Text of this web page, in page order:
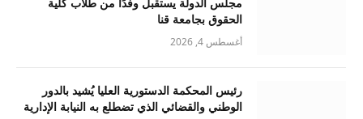
الحقوق بجامعة قنا
أغسطس 4, 2026
رئيس المحكمة الدستورية العليا يُشيد بالدور
الوطني والقضائي الذي تضطلع به النيابة الإدارية